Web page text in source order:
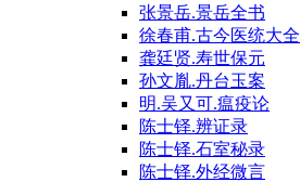
张景岳.景岳全书
徐春甫.古今医统大全
龚廷贤.寿世保元
孙文胤.丹台玉案
明.吴又可.瘟疫论
陈士铎.辨证录
陈士铎.石室秘录
陈士铎.外经微言